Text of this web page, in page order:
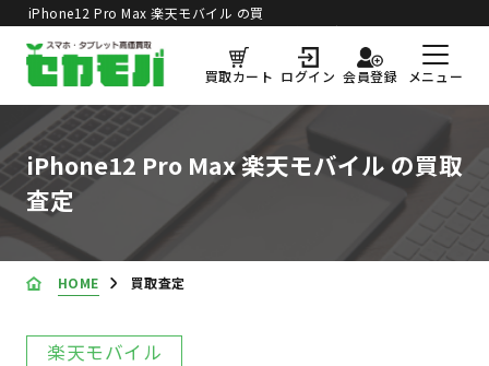
買取価格更新日：2026年8月5日
iPhone12 Pro Max 楽天モバイル の買
買取カート ログイン 会員登録 メニュー
iPhone12 Pro Max 楽天モバイル の買取
査定
HOME 買取査定
楽天モバイル